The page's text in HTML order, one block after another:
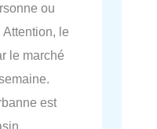
ou
le
le marché
est